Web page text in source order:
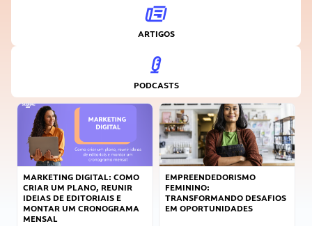
ARTIGOS
PODCASTS
MARKETING DIGITAL: COMO
CRIAR UM PLANO, REUNIR
IDEIAS DE EDITORIAIS E
MONTAR UM CRONOGRAMA
MENSAL
EMPREENDEDORISMO
FEMININO:
TRANSFORMANDO DESAFIOS
EM OPORTUNIDADES